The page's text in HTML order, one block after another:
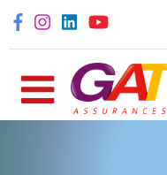
Social menu